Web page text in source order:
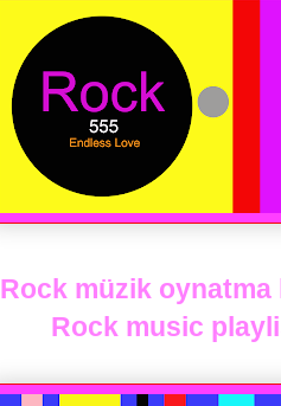
Rock müzik oynatma
Rock music